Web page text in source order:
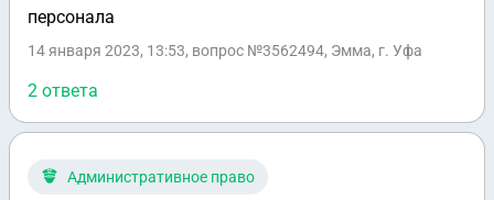
персонала
14 января 2023, 13:53, вопрос №3562494, Эмма, г. Уфа
2 ответа
Административное право